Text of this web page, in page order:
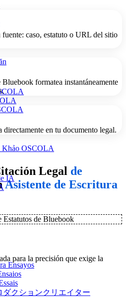
Khảo OSCOLA
IA
Ensayos
クションクリエイター
caso, estatuto o URL del sitio
formatea instantáneamente
en tu documento legal.
Legal de
Asistente de Escritura
Estatutos de Bluebook
para la precisión que exige la